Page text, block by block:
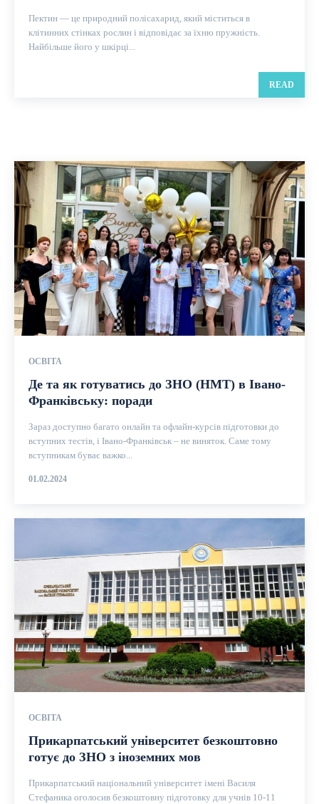
Пектин — це природний полісахарид, який міститься в
клітинних стінках рослин і відповідає за їхню пружність.
Найбільше його у шкірці...
READ
ОСВІТА
Де та як готуватись до ЗНО (НМТ) в Івано-
Франківську: поради
Зараз доступно багато онлайн та офлайн-курсів підготовки до
вступних тестів, і Івано-Франківськ – не виняток. Саме тому
вступникам буває важко...
01.02.2024
ОСВІТА
Прикарпатський університет безкоштовно
готує до ЗНО з іноземних мов
Прикарпатський національний університет імені Василя
Стефаника оголосив безкоштовну підготовку для учнів 10-11